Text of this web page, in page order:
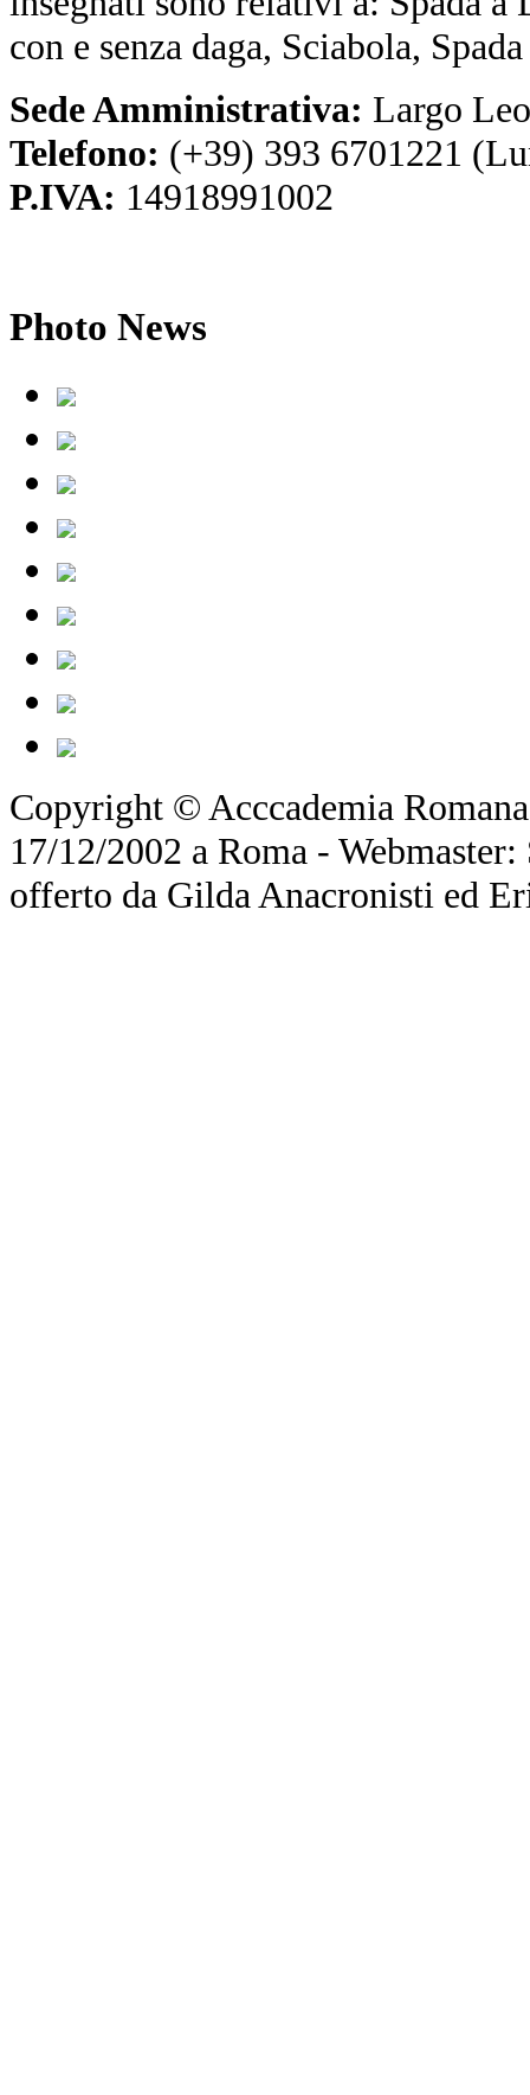
con e senza daga, Sciabola,
Sede Amministrativa: Largo
Telefono: (+39) 393 6701221
P.IVA: 14918991002
Photo News
Copyright © Acccademia
17/12/2002 a Roma -
offerto da Gilda Anacronisti ed